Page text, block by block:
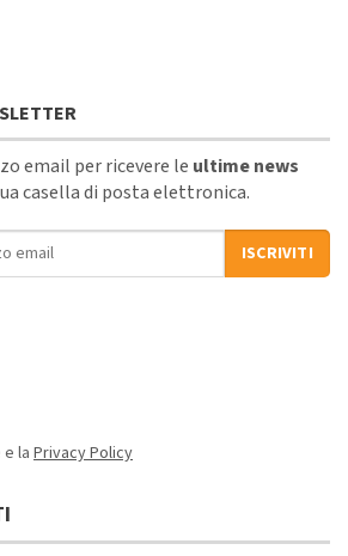
email per ricevere le ultime news
casella di posta elettronica.
ISCRIVITI
laPrivacy Policy